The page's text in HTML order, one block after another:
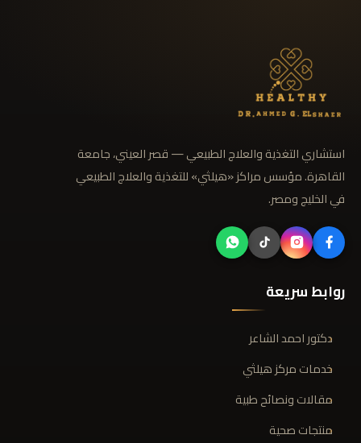
استشاري التغذية والعلاج الطبيعي — قصر العيني، جامعة
القاهرة. مؤسس مراكز «هيلثي» للتغذية والعلاج الطبيعي
في الخليج ومصر.
روابط سريعة
دكتور احمد الشاعر
خدمات مركز هيلثي
مقالات ونصائح طبية
منتجات صحية